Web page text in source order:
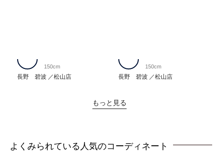
長野 碧波 松山店
150cm
長野 碧波 松山店
150cm
もっと見る
よくみられている人気のコーディネート